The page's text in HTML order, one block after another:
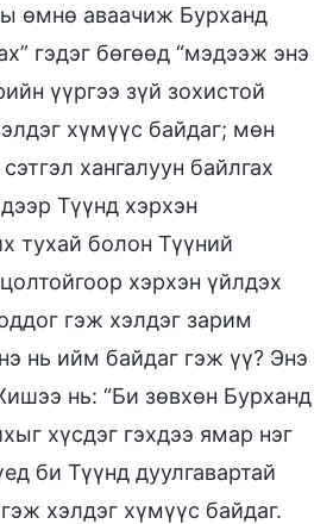
өмнө аваачиж Бурханд
гэдэг бөгөөд “мэдээж энэ
үүргээ зүй зохистой
хүмүүс байдаг; мөн
хангалуун байлгах
Түүнд хэрхэн
тухай болон Түүний
хэрхэн үйлдэх
гэж хэлдэг зарим
нь ийм байдаг гэж үү? Энэ
нь: “Би зөвхөн Бурханд
хүсдэг гэхдээ ямар нэг
би Түүнд дуулгавартай
хэлдэг хүмүүс байдаг.